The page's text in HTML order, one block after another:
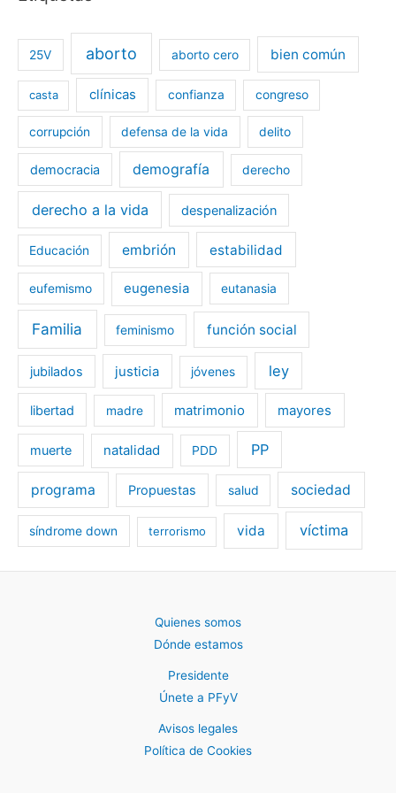
25V aborto aborto cero bien común
casta clínicas confianza congreso
corrupción defensa de la vida delito
democracia demografía derecho
derecho a la vida despenalización
Educación embrión estabilidad
eufemismo eugenesia eutanasia
Familia feminismo función social
jubilados justicia jóvenes ley
libertad madre matrimonio mayores
muerte natalidad PDD PP
programa Propuestas salud sociedad
síndrome down terrorismo vida víctima
Quienes somos
Dónde estamos
Presidente
Únete a PFyV
Avisos legales
Política de Cookies